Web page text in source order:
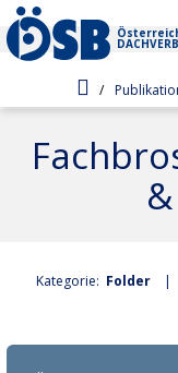
Zur Startseite
ÖSB-
Schwerhörigkeit
Vortrags- &
Recht
Sie befinden sich
Zur Startseite
Kategorie: Folder|